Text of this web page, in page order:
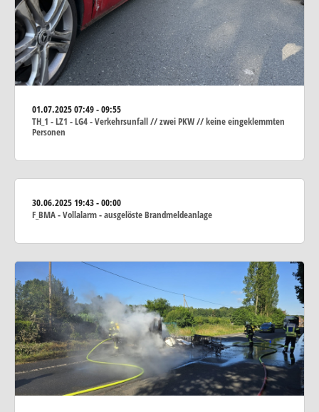
01.07.202507:49 - 09:55
TH_1 - LZ1 - LG4 - Verkehrsunfall // zwei PKW // keine eingeklemmten
Personen
30.06.202519:43 - 00:00
F_BMA - Vollalarm - ausgelöste Brandmeldeanlage